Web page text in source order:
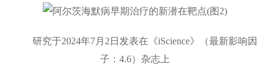
研究于2024年7月2日发表在《iScience》（最新影响因
子：4.6）杂志上